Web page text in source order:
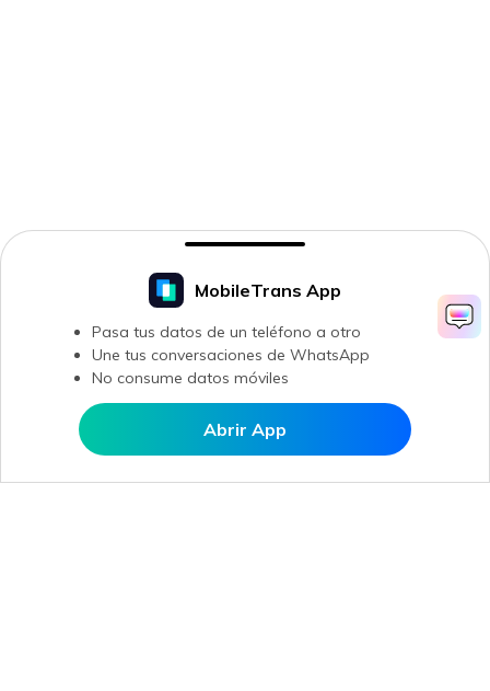
Abrir en MobileTrans
MobileTrans App
Pasa tus datos de un teléfono a otro
Une tus conversaciones de WhatsApp
No consume datos móviles
Abrir App